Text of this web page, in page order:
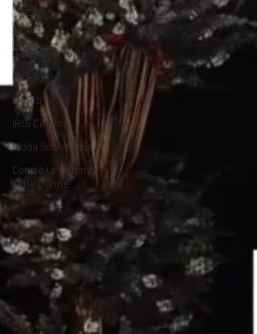
Moda
NEWS
Galateo virtuale
IRIS STYLE
Eventi
IRIS Cinema
Moda Sostenibile
Contro la violenza
sulle Donne